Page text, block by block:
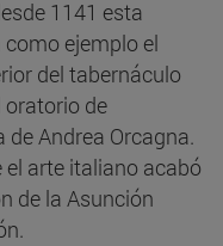
1141 esta
ejemplo el
del tabernáculo
oratorio de
de Andrea Orcagna.
el arte italiano acabó
de la Asunción